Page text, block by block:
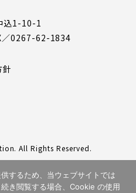
込1-10-1
0267-62-1834
All Rights Reserved.
用されます。
するため、当ウェブサイトでは
き閲覧する場合、Cookie の使用